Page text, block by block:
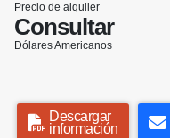
Precio de alquiler
Consultar
Dólares Americanos
Descargar
información